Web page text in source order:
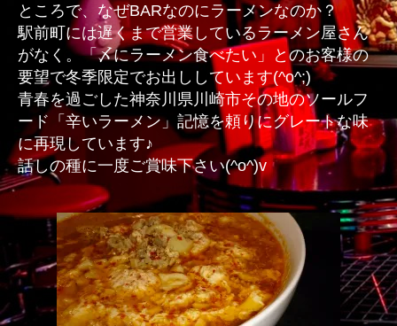
ー
メ
ン
へ
の
ところで、なぜBARなのにラーメンなのか？
駅前町には遅くまで営業しているラーメン屋さん
がなく。「〆にラーメン食べたい」とのお客様の
要望で冬季限定でお出ししています(^o^;)
青春を過ごした神奈川県川崎市その地のソールフ
ード「辛いラーメン」記憶を頼りにグレートな味
に再現しています♪
話しの種に一度ご賞味下さい(^o^)v